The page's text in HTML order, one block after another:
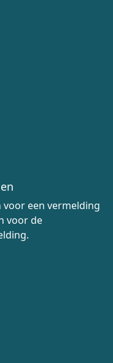
een vermelding
voor de